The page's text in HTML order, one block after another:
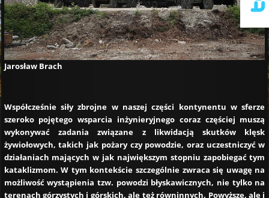
Jarosław Brach
Współcześnie siły zbrojne w naszej części kontynentu w sferze
szeroko pojętego wsparcia inżynieryjnego coraz częściej muszą
wykonywać zadania związane z likwidacją skutków klęsk
żywiołowych, takich jak pożary czy powodzie, oraz uczestniczyć w
działaniach mających w jak największym stopniu zapobiegać tym
kataklizmom. W tym kontekście szczególnie zwraca się uwagę na
możliwość wystąpienia tzw. powodzi błyskawicznych, nie tylko na
terenach górzystych i górskich, ale też równinnych. Powyższe, ale i